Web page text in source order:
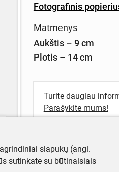
Fotografinis
Matmenys
Aukštis – 9 cm
Plotis – 14 cm
Turite daugiau
Parašykite mums!
slapukų (angl.
sutinkate su būtinaisiais